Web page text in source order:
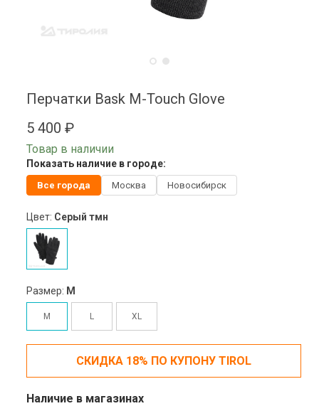
Перчатки Bask M-Touch Glove
5 400 ₽
Товар в наличии
Показать наличие в городе:
Все города Москва Новосибирск
Цвет: Серый тмн
Размер: M
M L XL
СКИДКА 18% ПО КУПОНУ TIROL
Наличие в магазинах